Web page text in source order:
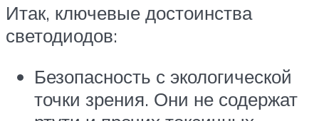
Итак, ключевые достоинства
светодиодов:
Безопасность с экологической
точки зрения. Они не содержат